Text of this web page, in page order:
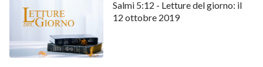
Salmi 5:12 - Letture del giorno: il
12 ottobre 2019